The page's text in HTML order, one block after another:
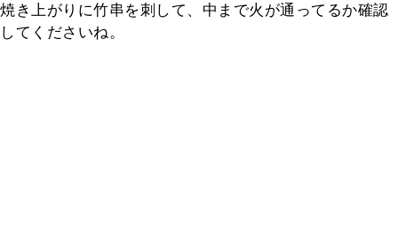
焼き上がりに竹串を刺して、中まで火が通ってるか確認
してくださいね。